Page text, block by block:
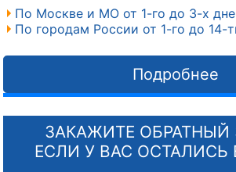
По Москве и МО от 1-го до 3-х
По городам России от 1-го до 14-
Подробнее
ЗАКАЖИТЕ ОБРАТНЫЙ
ЕСЛИ У ВАС